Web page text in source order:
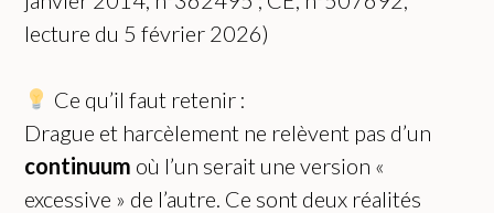
lecture du 5 février 2026)
Ce qu’il faut retenir :
Drague et harcèlement ne relèvent pas d’un
continuum où l’un serait une version «
excessive » de l’autre. Ce sont deux réalités